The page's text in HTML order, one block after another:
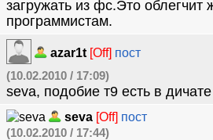
загружать из фс.Это облегчит
программистам.
azar1t [Off] пост
(10.02.2010 / 17:09)
seva, подобие т9 есть в дичате
seva [Off] пост
(10.02.2010 / 17:44)